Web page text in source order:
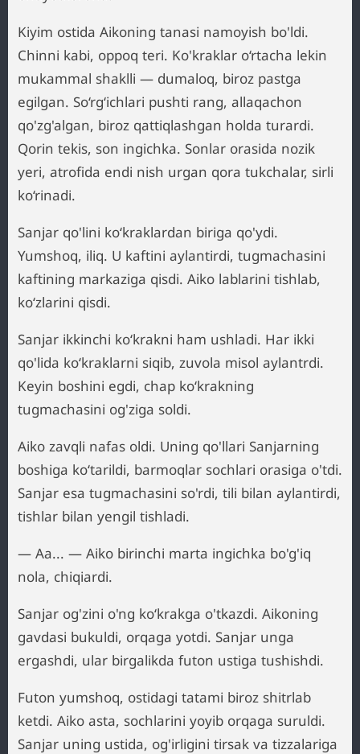
Kiyim ostida Aikoning tanasi namoyish bo'ldi.
Chinni kabi, oppoq teri. Ko'kraklar o‘rtacha lekin
mukammal shaklli — dumaloq, biroz pastga
egilgan. So‘rg‘ichlari pushti rang, allaqachon
qo'zg'algan, biroz qattiqlashgan holda turardi.
Qorin tekis, son ingichka. Sonlar orasida nozik
yeri, atrofida endi nish urgan qora tukchalar, sirli
ko‘rinadi.
Sanjar qo'lini ko‘kraklardan biriga qo'ydi.
Yumshoq, iliq. U kaftini aylantirdi, tugmachasini
kaftining markaziga qisdi. Aiko lablarini tishlab,
ko‘zlarini qisdi.
Sanjar ikkinchi ko‘krakni ham ushladi. Har ikki
qo'lida ko‘kraklarni siqib, zuvola misol aylantrdi.
Keyin boshini egdi, chap ko‘krakning
tugmachasini og'ziga soldi.
Aiko zavqli nafas oldi. Uning qo'llari Sanjarning
boshiga ko‘tarildi, barmoqlar sochlari orasiga o'tdi.
Sanjar esa tugmachasini so'rdi, tili bilan aylantirdi,
tishlar bilan yengil tishladi.
— Aa... — Aiko birinchi marta ingichka bo'g'iq
nola, chiqiardi.
Sanjar og'zini o'ng ko‘krakga o'tkazdi. Aikoning
gavdasi bukuldi, orqaga yotdi. Sanjar unga
ergashdi, ular birgalikda futon ustiga tushishdi.
Futon yumshoq, ostidagi tatami biroz shitrlab
ketdi. Aiko asta, sochlarini yoyib orqaga suruldi.
Sanjar uning ustida, og'irligini tirsak va tizzalariga